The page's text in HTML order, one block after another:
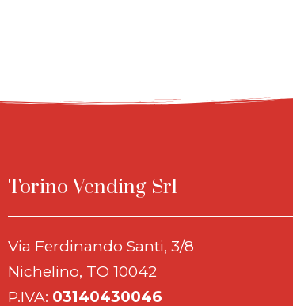
Torino Vending Srl
Via Ferdinando Santi, 3/8
Nichelino, TO 10042
P.IVA: 03140430046